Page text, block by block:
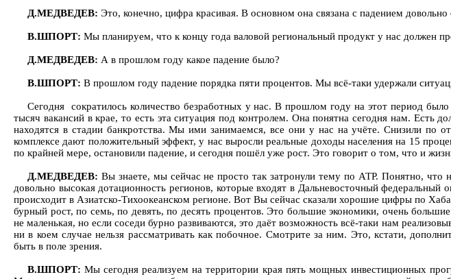
Д.МЕДВЕДЕВ: Это, конечно, цифра красивая. В основном она связана с падением
В.ШПОРТ: Мы планируем, что к концу года валовой региональный продукт у нас должен
Д.МЕДВЕДЕВ: А в прошлом году какое падение было?
В.ШПОРТ: В прошлом году падение порядка пяти процентов. Мы всё-таки удержали
Сегодня сократилось количество безработных у нас. В прошлом году на этот период
тысяч вакансий в крае, то есть эта ситуация под контролем. Она понятна сегодня нам. Есть
находятся в стадии банкротства. Мы ими занимаемся, все они у нас на учёте. Снизили
комплексе дают положительный эффект, у нас выросли реальные доходы населения на 15
по крайней мере, остановили падение, и сегодня пошёл уже рост. Это говорит о том, что и
Д.МЕДВЕДЕВ: Вы знаете, мы сейчас не просто так затронули тему по АТР. Понятно, что
довольно высокая дотационность регионов, которые входят в Дальневосточный
происходит в Азиатско-Тихоокеанском регионе. Вот Вы сейчас сказали хорошие цифры по
бурный рост, по семь, по девять, по десять процентов. Это большие экономики, очень
не маленькая, но если соседи бурно развиваются, это даёт возможность всё-таки нам
ни в коем случае нельзя рассматривать как побочное. Смотрите за ним. Это, кстати,
быть в поле зрения.
В.ШПОРТ:Мы сегодня реализуем на территории края пять мощных инвестиционных